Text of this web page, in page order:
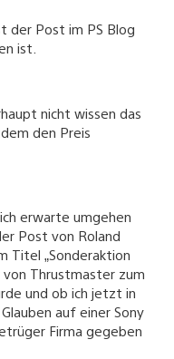
der Post im PS Blog
ist.
nicht wissen das
den Preis
erwarte umgehen
Post von Roland
Titel „Sonderaktion
Thrustmaster zum
und ob ich jetzt in
auf einer Sony
Firma gegeben